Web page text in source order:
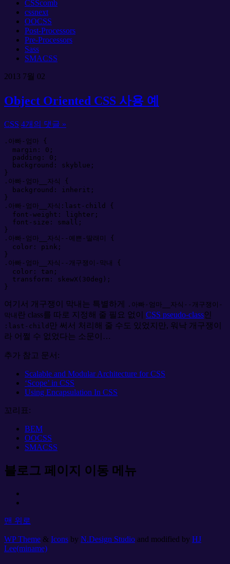
CSScomb
cssnext
OOCSS
Post-Processors
Pre-Processors
Sass
SMACSS
2013 7월 02
Object Oriented CSS 사용 예
CSS 4개의 댓글 »
.아빠-엄마 {
margin : 0 ;
padding : 0 ;
background : skyblue ;
}
.아빠-엄마__자식 {
background : inherit ;
}
.아빠-엄마__자식 : last-child
{
font-weight : lighter ;
font-size : small ;
}
.아빠-엄마__자식--예쁜-딸래미 {
color : pink ;
}
.아빠-엄마__자식--개구쟁이-막내 {
color : tan ;
transform : skewX( 30deg ) ;
}
여기서 개구쟁이 막내는 특별하게
.아빠-엄마__자식--개구쟁이-
막내 란 class를 따로 지정해 줄 필요 없이 CSS pseudo-class인
:last-child 만 써서 처리해 줄 수도 있었지만, 워낙 개구쟁이
라 어쩔 수 없었다는 소문이…
추가 참고 문서:
Scalable and Modular Architecture for CSS
‘Scope’ in CSS
Using Encapsulation In CSS
꼬리표:
BEM
OOCSS
SMACSS
블로그 페이지 이동 메뉴
맨 위로
WP Theme & Icons by N.Design Studio and modified by HJ
Lee(miname)